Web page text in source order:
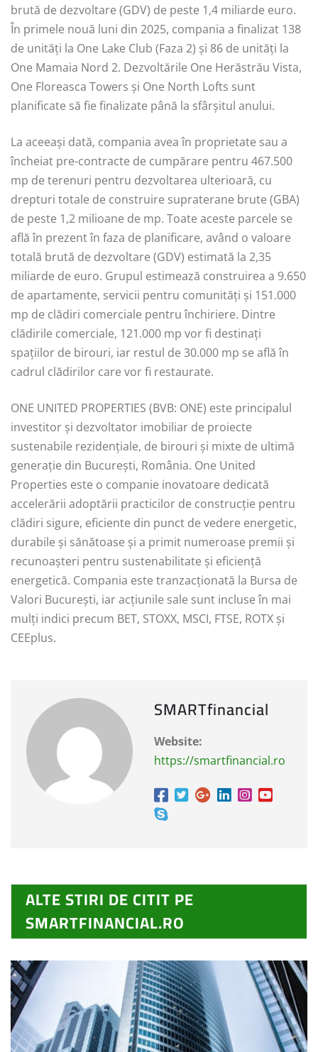
brută de dezvoltare (GDV) de peste 1,4 miliarde euro.
În primele nouă luni din 2025, compania a finalizat 138
de unități la One Lake Club (Faza 2) și 86 de unități la
One Mamaia Nord 2. Dezvoltările One Herăstrău Vista,
One Floreasca Towers și One North Lofts sunt
planificate să fie finalizate până la sfârșitul anului.
La aceeași dată, compania avea în proprietate sau a
încheiat pre-contracte de cumpărare pentru 467.500
mp de terenuri pentru dezvoltarea ulterioară, cu
drepturi totale de construire supraterane brute (GBA)
de peste 1,2 milioane de mp. Toate aceste parcele se
află în prezent în faza de planificare, având o valoare
totală brută de dezvoltare (GDV) estimată la 2,35
miliarde de euro. Grupul estimează construirea a 9.650
de apartamente, servicii pentru comunități și 151.000
mp de clădiri comerciale pentru închiriere. Dintre
clădirile comerciale, 121.000 mp vor fi destinați
spațiilor de birouri, iar restul de 30.000 mp se află în
cadrul clădirilor care vor fi restaurate.
ONE UNITED PROPERTIES (BVB: ONE) este principalul
investitor și dezvoltator imobiliar de proiecte
sustenabile rezidențiale, de birouri și mixte de ultimă
generație din București, România. One United
Properties este o companie inovatoare dedicată
accelerării adoptării practicilor de construcție pentru
clădiri sigure, eficiente din punct de vedere energetic,
durabile și sănătoase și a primit numeroase premii și
recunoașteri pentru sustenabilitate și eficiență
energetică. Compania este tranzacționată la Bursa de
Valori București, iar acțiunile sale sunt incluse în mai
mulți indici precum BET, STOXX, MSCI, FTSE, ROTX și
CEEplus.
SMARTfinancial
Website:
https://smartfinancial.ro
ALTE STIRI DE CITIT PE
SMARTFINANCIAL.RO